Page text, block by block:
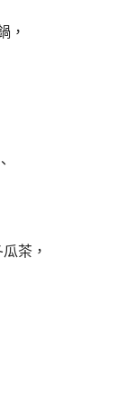
，
茶，